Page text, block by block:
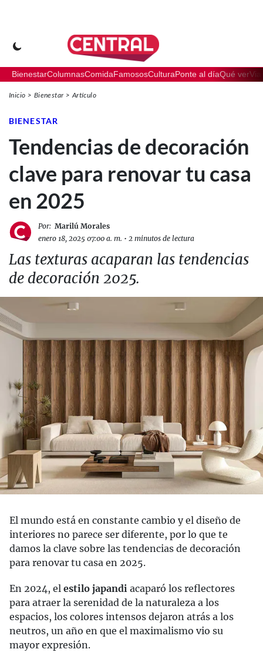
BienestarColumnasComidaFamososCulturaPonte al díaQué ver
Inicio Bienestar Artículo
BIENESTAR
Tendencias de decoración
clave para renovar tu casa
en 2025
Por: Marilú Morales
enero 18, 2025 07:00 a. m. • 2 minutos de lectura
Las texturas acaparan las tendencias
de decoración 2025.
El mundo está en constante cambio y el diseño de
interiores no parece ser diferente, por lo que te
damos la clave sobre las tendencias de decoración
para renovar tu casa en 2025.
En 2024, el estilo japandi acaparó los reflectores
para atraer la serenidad de la naturaleza a los
espacios, los colores intensos dejaron atrás a los
neutros, un año en que el maximalismo vio su
mayor expresión.